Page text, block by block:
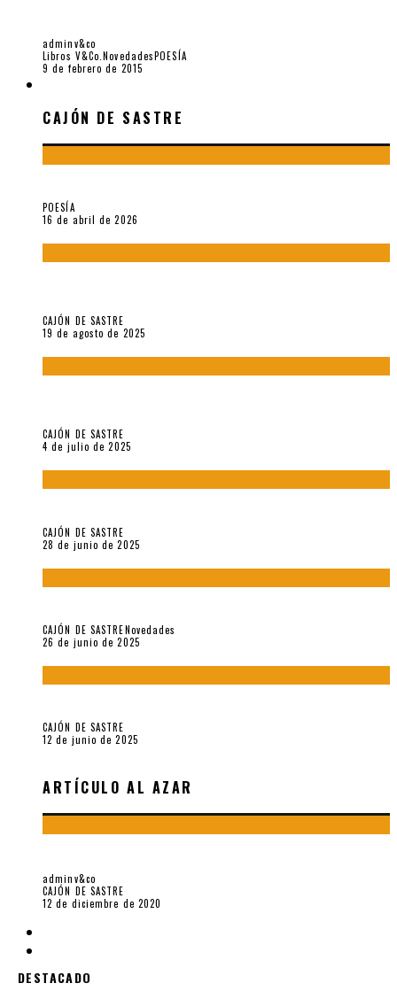
adminv&co
Libros V&Co.NovedadesPOESÍA
9 de febrero de 2015
CAJÓN DE SASTRE
POESÍA
16 de abril de 2026
CAJÓN DE SASTRE
19 de agosto de 2025
CAJÓN DE SASTRE
4 de julio de 2025
CAJÓN DE SASTRE
28 de junio de 2025
CAJÓN DE SASTRENovedades
26 de junio de 2025
CAJÓN DE SASTRE
12 de junio de 2025
ARTÍCULO AL AZAR
adminv&co
CAJÓN DE SASTRE
12 de diciembre de 2020
DESTACADO